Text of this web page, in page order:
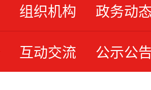
组织机构 政务动
互动交流 公示公